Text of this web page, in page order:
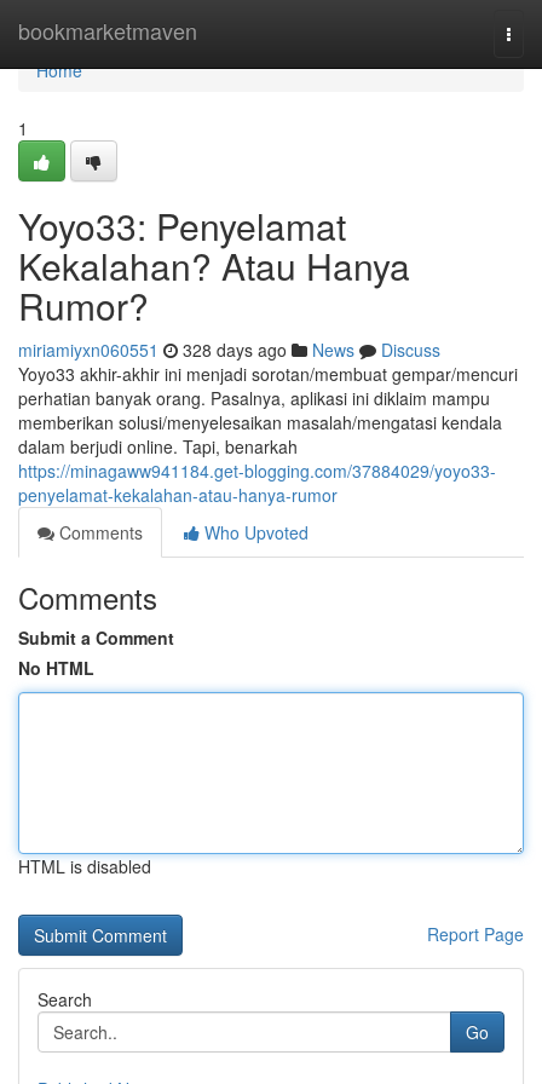
bookmarketmaven
Home
Home
1
Yoyo33: Penyelamat
Kekalahan? Atau Hanya
Rumor?
miriamiyxn060551 328 days ago News
Discuss
Yoyo33 akhir-akhir ini menjadi sorotan/membuat gempar/mencuri
perhatian banyak orang. Pasalnya, aplikasi ini diklaim mampu
memberikan solusi/menyelesaikan masalah/mengatasi kendala
dalam berjudi online. Tapi, benarkah
https://minagaww941184.get-blogging.com/37884029/yoyo33-
penyelamat-kekalahan-atau-hanya-rumor
Comments
Who Upvoted
Comments
Submit a Comment
No HTML
HTML is disabled
Report Page
Search
Go